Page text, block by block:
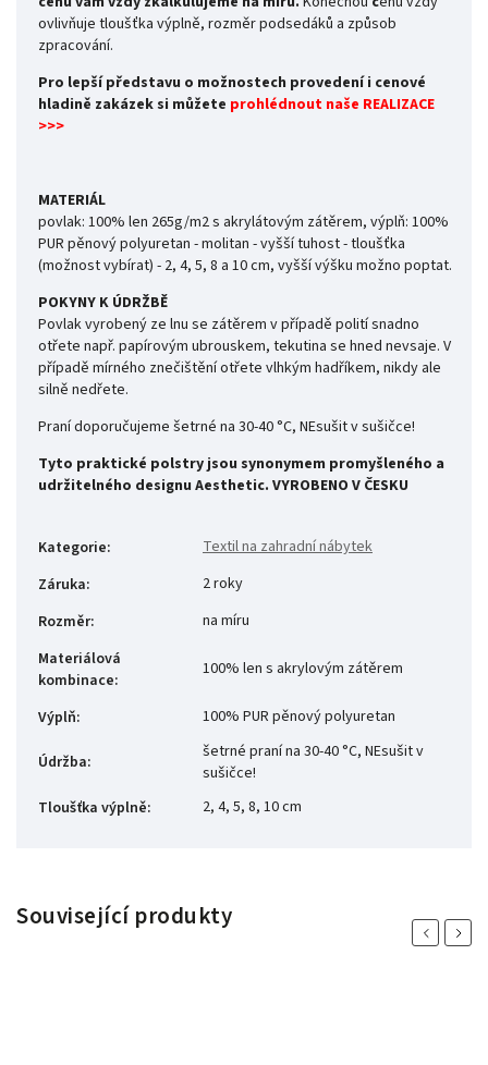
ovlivňuje tloušťka výplně, rozměr podsedáků a způsob
zpracování.
Pro lepší představu o možnostech provedení i cenové
hladině zakázek si můžete prohlédnout naše REALIZACE
>>>
MATERIÁL
povlak: 100% len 265g/m2 s akrylátovým zátěrem, výplň: 100%
PUR pěnový polyuretan - molitan - vyšší tuhost - tloušťka
(možnost vybírat) - 2, 4, 5, 8 a 10 cm, vyšší výšku možno poptat.
POKYNY K ÚDRŽBĚ
Povlak vyrobený ze lnu se zátěrem v případě polití snadno
otřete např. papírovým ubrouskem, tekutina se hned nevsaje. V
případě mírného znečištění otřete vlhkým hadříkem, nikdy ale
silně nedřete.
Praní doporučujeme šetrné na 30-40 °C, NEsušit v sušičce!
Tyto praktické polstry jsou synonymem promyšleného a
udržitelného designu Aesthetic. VYROBENO V ČESKU
Kategorie:
Textil na zahradní nábytek
Záruka:
2 roky
Rozměr:
na míru
Materiálová
kombinace:
100% len s akrylovým zátěrem
Výplň: 100% PUR pěnový polyuretan
Údržba:
šetrné praní na 30-40 °C, NEsušit v
sušičce!
Tloušťka výplně: 2, 4, 5, 8, 10 cm
Související produkty
PreviousNext